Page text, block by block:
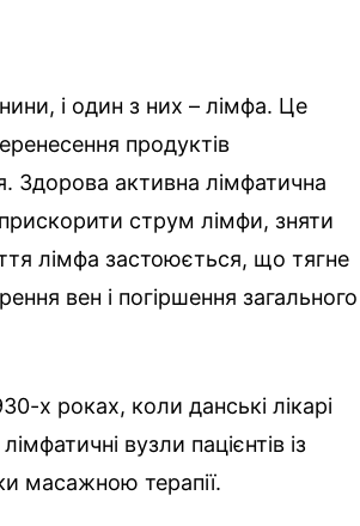
і один з них – лімфа. Це
продуктів
Здорова активна лімфатична
струм лімфи, зняти
лімфа застоюється, що тягне
вен і погіршення загального
х роках, коли данські лікарі
вузли пацієнтів із
масажною терапії.